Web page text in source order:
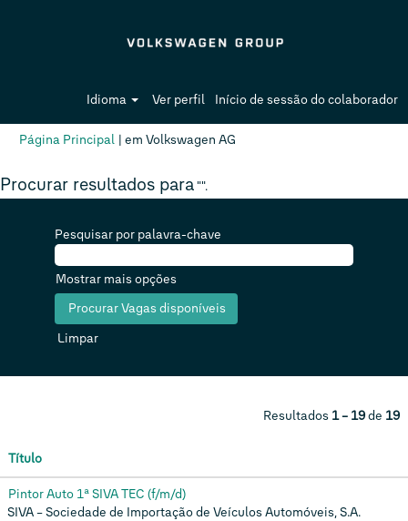
Idioma Ver perfil Início de sessão do colaborador
Página Principal | em Volkswagen AG
Procurar resultados para "".
Pesquisar por palavra-chave
Mostrar mais opções
Limpar
Resultados 1 – 19de 19
Título
Pintor Auto 1ª SIVA TEC (f/m/d)
SIVA – Sociedade de Importação de Veículos Automóveis, S.A.